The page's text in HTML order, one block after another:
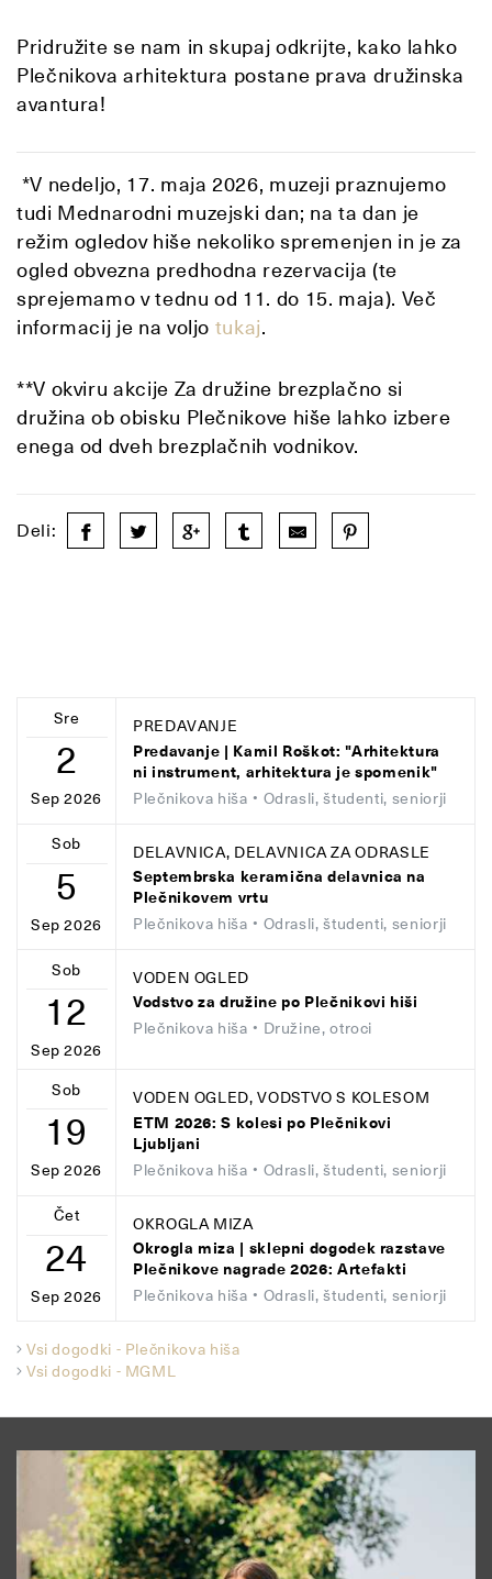
Pridružite se nam in skupaj odkrijte, kako lahko
Plečnikova arhitektura postane prava družinska
avantura!
*V nedeljo, 17. maja 2026, muzeji praznujemo
tudi Mednarodni muzejski dan; na ta dan je
režim ogledov hiše nekoliko spremenjen in je za
ogled obvezna predhodna rezervacija (te
sprejemamo v tednu od 11. do 15. maja). Več
informacij je na voljo tukaj.
**V okviru akcije Za družine brezplačno si
družina ob obisku Plečnikove hiše lahko izbere
enega od dveh brezplačnih vodnikov.
Deli:
Sre
2
Sep 2026
PREDAVANJE
Predavanje | Kamil Roškot: "Arhitektura
ni instrument, arhitektura je spomenik"
Plečnikova hiša • Odrasli, študenti, seniorji
Sob
5
Sep 2026
DELAVNICA, DELAVNICA ZA ODRASLE
Septembrska keramična delavnica na
Plečnikovem vrtu
Plečnikova hiša • Odrasli, študenti, seniorji
Sob
12
Sep 2026
VODEN OGLED
Vodstvo za družine po Plečnikovi hiši
Plečnikova hiša • Družine, otroci
Sob
19
Sep 2026
VODEN OGLED, VODSTVO S KOLESOM
ETM 2026: S kolesi po Plečnikovi
Ljubljani
Plečnikova hiša • Odrasli, študenti, seniorji
Čet
24
Sep 2026
OKROGLA MIZA
Okrogla miza | sklepni dogodek razstave
Plečnikove nagrade 2026: Artefakti
Plečnikova hiša • Odrasli, študenti, seniorji
Vsi dogodki - Plečnikova hiša
Vsi dogodki - MGML